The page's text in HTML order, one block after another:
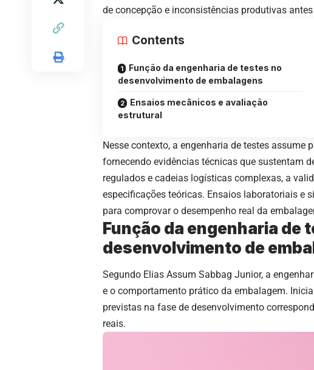
de concepção e inconsistências produtivas
Contents
Função da engenharia de testes no
desenvolvimento de embalagens
Ensaios mecânicos e avaliação
estrutural
Nesse contexto, a engenharia de testes assume
fornecendo evidências técnicas que sustentam
regulados e cadeias logísticas complexas, a
especificações teóricas. Ensaios laboratoriais e
para comprovar o desempenho real da
Função da engenharia de
desenvolvimento de
Segundo Elias Assum Sabbag Junior, a
e o comportamento prático da embalagem.
previstas na fase de desenvolvimento
reais.